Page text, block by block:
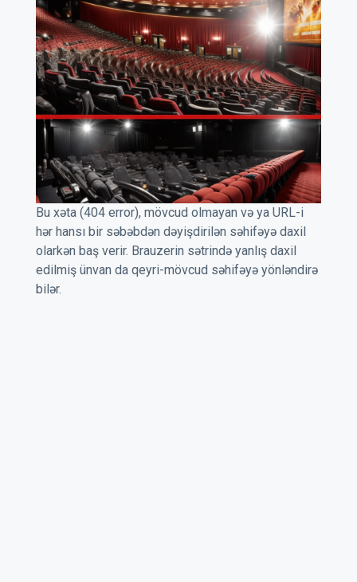
Bu xəta (404 error), mövcud olmayan və ya URL-i
hər hansı bir səbəbdən dəyişdirilən səhifəyə daxil
olarkən baş verir. Brauzerin sətrində yanlış daxil
edilmiş ünvan da qeyri-mövcud səhifəyə yönləndirə
bilər.